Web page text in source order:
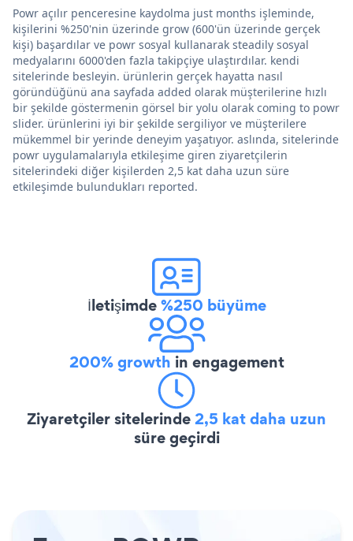
Powr açılır penceresine kaydolma just months işleminde,
kişilerini %250'nin üzerinde grow (600'ün üzerinde gerçek
kişi) başardılar ve powr sosyal kullanarak steadily sosyal
medyalarını 6000'den fazla takipçiye ulaştırdılar. kendi
sitelerinde besleyin. ürünlerin gerçek hayatta nasıl
göründüğünü ana sayfada added olarak müşterilerine hızlı
bir şekilde göstermenin görsel bir yolu olarak coming to powr
slider. ürünlerini iyi bir şekilde sergiliyor ve müşterilere
mükemmel bir yerinde deneyim yaşatıyor. aslında, sitelerinde
powr uygulamalarıyla etkileşime giren ziyaretçilerin
sitelerindeki diğer kişilerden 2,5 kat daha uzun süre
etkileşimde bulundukları reported.
İletişimde%250 büyüme
200% growth in engagement
Ziyaretçiler sitelerinde2,5 kat daha uzun
süre geçirdi